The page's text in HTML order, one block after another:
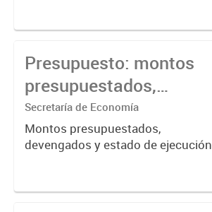
Presupuesto: montos
presupuestados,
devengados y estado de
ejecución
presupuestaria
Secretaría de Economía
Montos presupuestados,
devengados y estado de ejecución